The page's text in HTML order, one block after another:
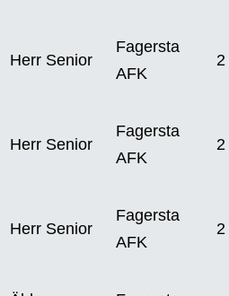
Herr Senior
Fagersta
AFK
2
Herr Senior
Fagersta
AFK
2
Herr Senior
Fagersta
AFK
2